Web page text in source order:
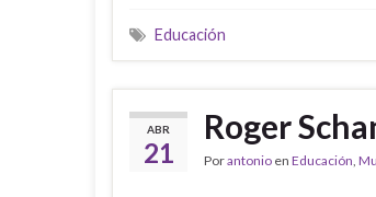
Educación
ABR
21
Roger
Porantonio en Educación